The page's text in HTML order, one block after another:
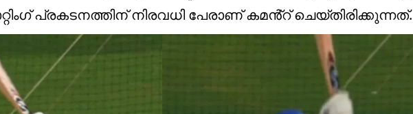
പ്രകടനത്തിന് നിരവധി പേരാണ് കമൻ്റ് ചെയ്തിരിക്കുന്നത്.